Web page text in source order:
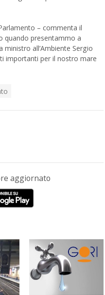
– commenta il
quando presentammo a
all’Ambiente Sergio
importanti per il nostro mare
aggiornato